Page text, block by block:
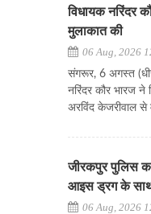
विधायक नरिंदर
मुलाकात की
06 Aug, 2026
संगरूर, 6 अगस्त
नरिंदर कौर भारज ने
अरविंद केजरीवाल से
जीरकपुर पुलिस
आइस ड्रग के साथ
06 Aug, 2026